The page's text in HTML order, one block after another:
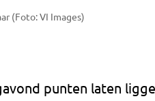
(Foto: VI Images)
punten laten